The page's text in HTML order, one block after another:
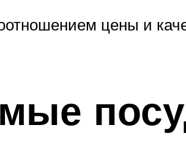
цены и